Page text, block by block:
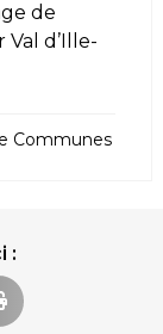
de
Val d’Ille-
Communes
: